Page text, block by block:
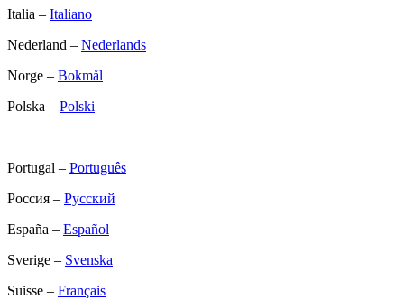
Italia – Italiano
Nederland – Nederlands
Norge – Bokmål
Polska – Polski
Portugal – Português
Россия – Русский
España – Español
Sverige – Svenska
Suisse – Français